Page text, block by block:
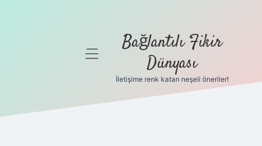
Gizlilik
menüyü
Bağlantılı Fikir
Dünyası
İletişime renk katan neşeli öneriler!